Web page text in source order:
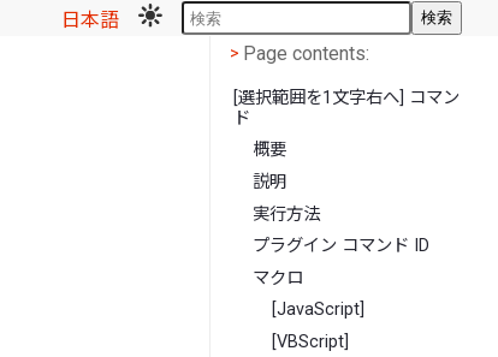
日本語 検索
< Page contents
> Page contents:
[選択範囲を1文字右へ] コマン
ド
概要
説明
実行方法
プラグイン コマンド ID
マクロ
[JavaScript]
[VBScript]